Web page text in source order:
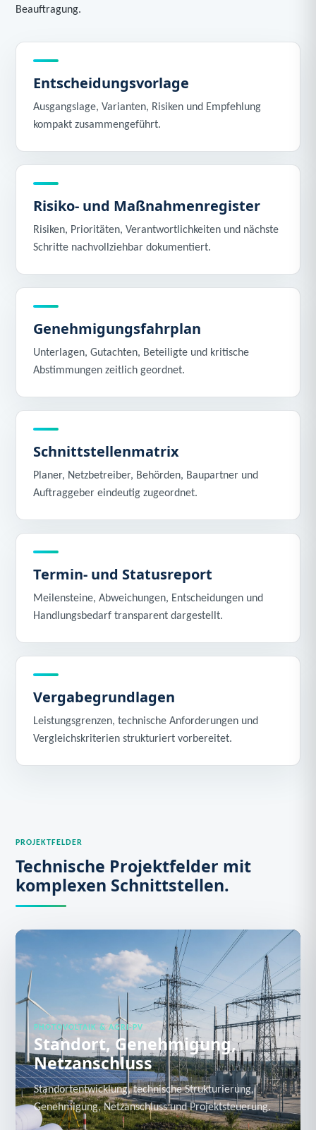
Beauftragung.
Entscheidungsvorlage
Ausgangslage, Varianten, Risiken und Empfehlung
kompakt zusammengeführt.
Risiko- und Maßnahmenregister
Risiken, Prioritäten, Verantwortlichkeiten und nächste
Schritte nachvollziehbar dokumentiert.
Genehmigungsfahrplan
Unterlagen, Gutachten, Beteiligte und kritische
Abstimmungen zeitlich geordnet.
Schnittstellenmatrix
Planer, Netzbetreiber, Behörden, Baupartner und
Auftraggeber eindeutig zugeordnet.
Termin- und Statusreport
Meilensteine, Abweichungen, Entscheidungen und
Handlungsbedarf transparent dargestellt.
Vergabegrundlagen
Leistungsgrenzen, technische Anforderungen und
Vergleichskriterien strukturiert vorbereitet.
PROJEKTFELDER
Technische Projektfelder mit
komplexen Schnittstellen.
PHOTOVOLTAIK & AGRI-PV
Standort, Genehmigung,
Netzanschluss
Standortentwicklung, technische Strukturierung,
Genehmigung, Netzanschluss und Projektsteuerung.